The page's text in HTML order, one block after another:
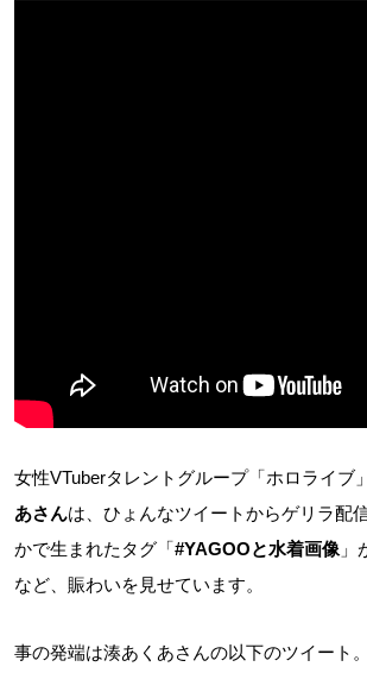
女性VTuberタレントグループ「ホロライブ
あさんは、ひょんなツイートからゲリラ配
かで生まれたタグ「#YAGOOと水着画像 」
など、賑わいを見せています。
事の発端は湊あくあさんの以下のツイート